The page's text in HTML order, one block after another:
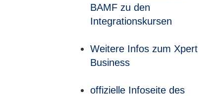
BAMF zu den
Integrationskursen
Weitere Infos zum Xpert
Business
offizielle Infoseite des